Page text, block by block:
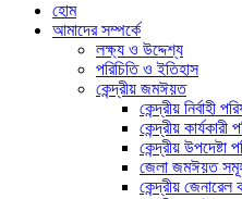
হোম
আমাদের সম্পর্কে
লক্ষ্য ও উদ্দেশ্য
পরিচিতি ও ইতিহাস
কেন্দ্রীয় জমঈয়ত
কেন্দ্রীয় নির্বাহী
কেন্দ্রীয় কার্যকারী
কেন্দ্রীয় উপদেষ্টা
জেলা জমঈয়ত
কেন্দ্রীয় জেনারেল